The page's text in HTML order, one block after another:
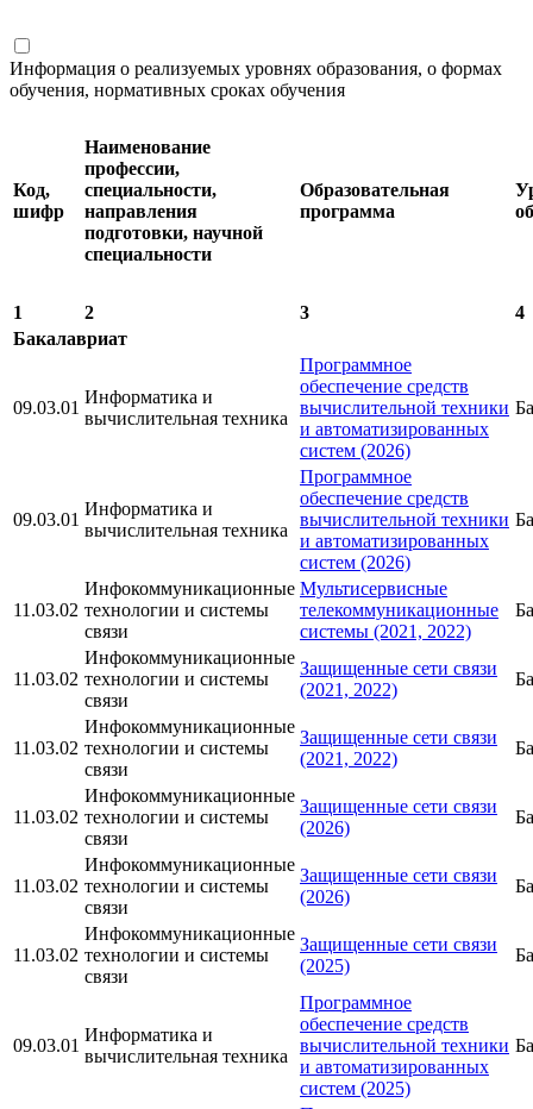
Информация о реализуемых уровнях образования, о формах
обучения, нормативных сроках обучения
Код,
шифр
Наименование
профессии,
специальности,
направления
подготовки, научной
специальности
Образовательная
программа
1 2 3
4
Бакалавриат
09.03.01
Информатика и
вычислительная техника
Программное
обеспечение средств
вычислительной техники
и автоматизированных
систем (2026)
09.03.01
Информатика и
вычислительная техника
Программное
обеспечение средств
вычислительной техники
и автоматизированных
систем (2026)
11.03.02
Инфокоммуникационные
технологии и системы
связи
Мультисервисные
телекоммуникационные
системы (2021, 2022)
11.03.02
Инфокоммуникационные
технологии и системы
связи
Защищенные сети связи
(2021, 2022)
11.03.02
Инфокоммуникационные
технологии и системы
связи
Защищенные сети связи
(2021, 2022)
11.03.02
Инфокоммуникационные
технологии и системы
связи
Защищенные сети связи
(2026)
11.03.02
Инфокоммуникационные
технологии и системы
связи
Защищенные сети связи
(2026)
11.03.02
Инфокоммуникационные
технологии и системы
связи
Защищенные сети связи
(2025)
09.03.01
Информатика и
вычислительная техника
Программное
обеспечение средств
вычислительной техники
и автоматизированных
систем (2025)